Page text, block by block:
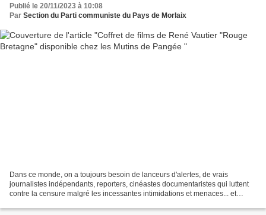
Publié le 20/11/2023 à 10:08
Par Section du Parti communiste du Pays de Morlaix
Dans ce monde, on a toujours besoin de lanceurs d'alertes, de vrais
journalistes indépendants, reporters, cinéastes documentaristes qui luttent
contre la censure malgré les incessantes intimidations et menaces... et